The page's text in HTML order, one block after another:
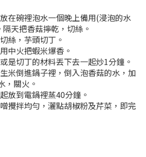
在碗裡泡水一個晚上備用(浸泡的水
天把香菇擰乾，切絲。
絲，芋頭切丁。
中火把蝦米爆香。
是切丁的材料丟下去一起炒1分鐘。
米倒進鍋子裡，倒入泡香菇的水，加
，關火。
放到電鍋裡蒸40分鐘。
攪拌均勻，灑點胡椒粉及芹菜，即完